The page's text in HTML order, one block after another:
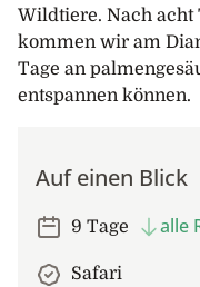
Wildtiere. Nach
kommen wir am
Tage an
entspannen können.
Auf einen Blick
9 Tage alle
Safari